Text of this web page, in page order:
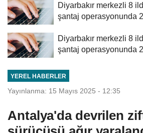
Diyarbakır merkezli 8
şantaj operasyonunda
Diyarbakır merkezli 8
şantaj operasyonunda
YEREL HABERLER
Yayınlanma: 15 Mayıs 2025 - 12:35
Antalya'da devrilen